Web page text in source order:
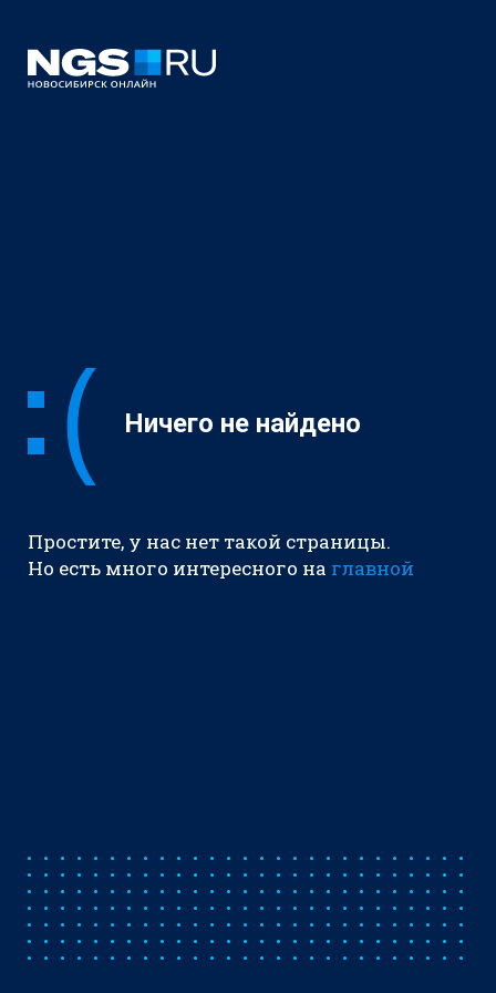
Ничего не найдено
Простите, у нас нет такой страницы.
Но есть много интересного на главной